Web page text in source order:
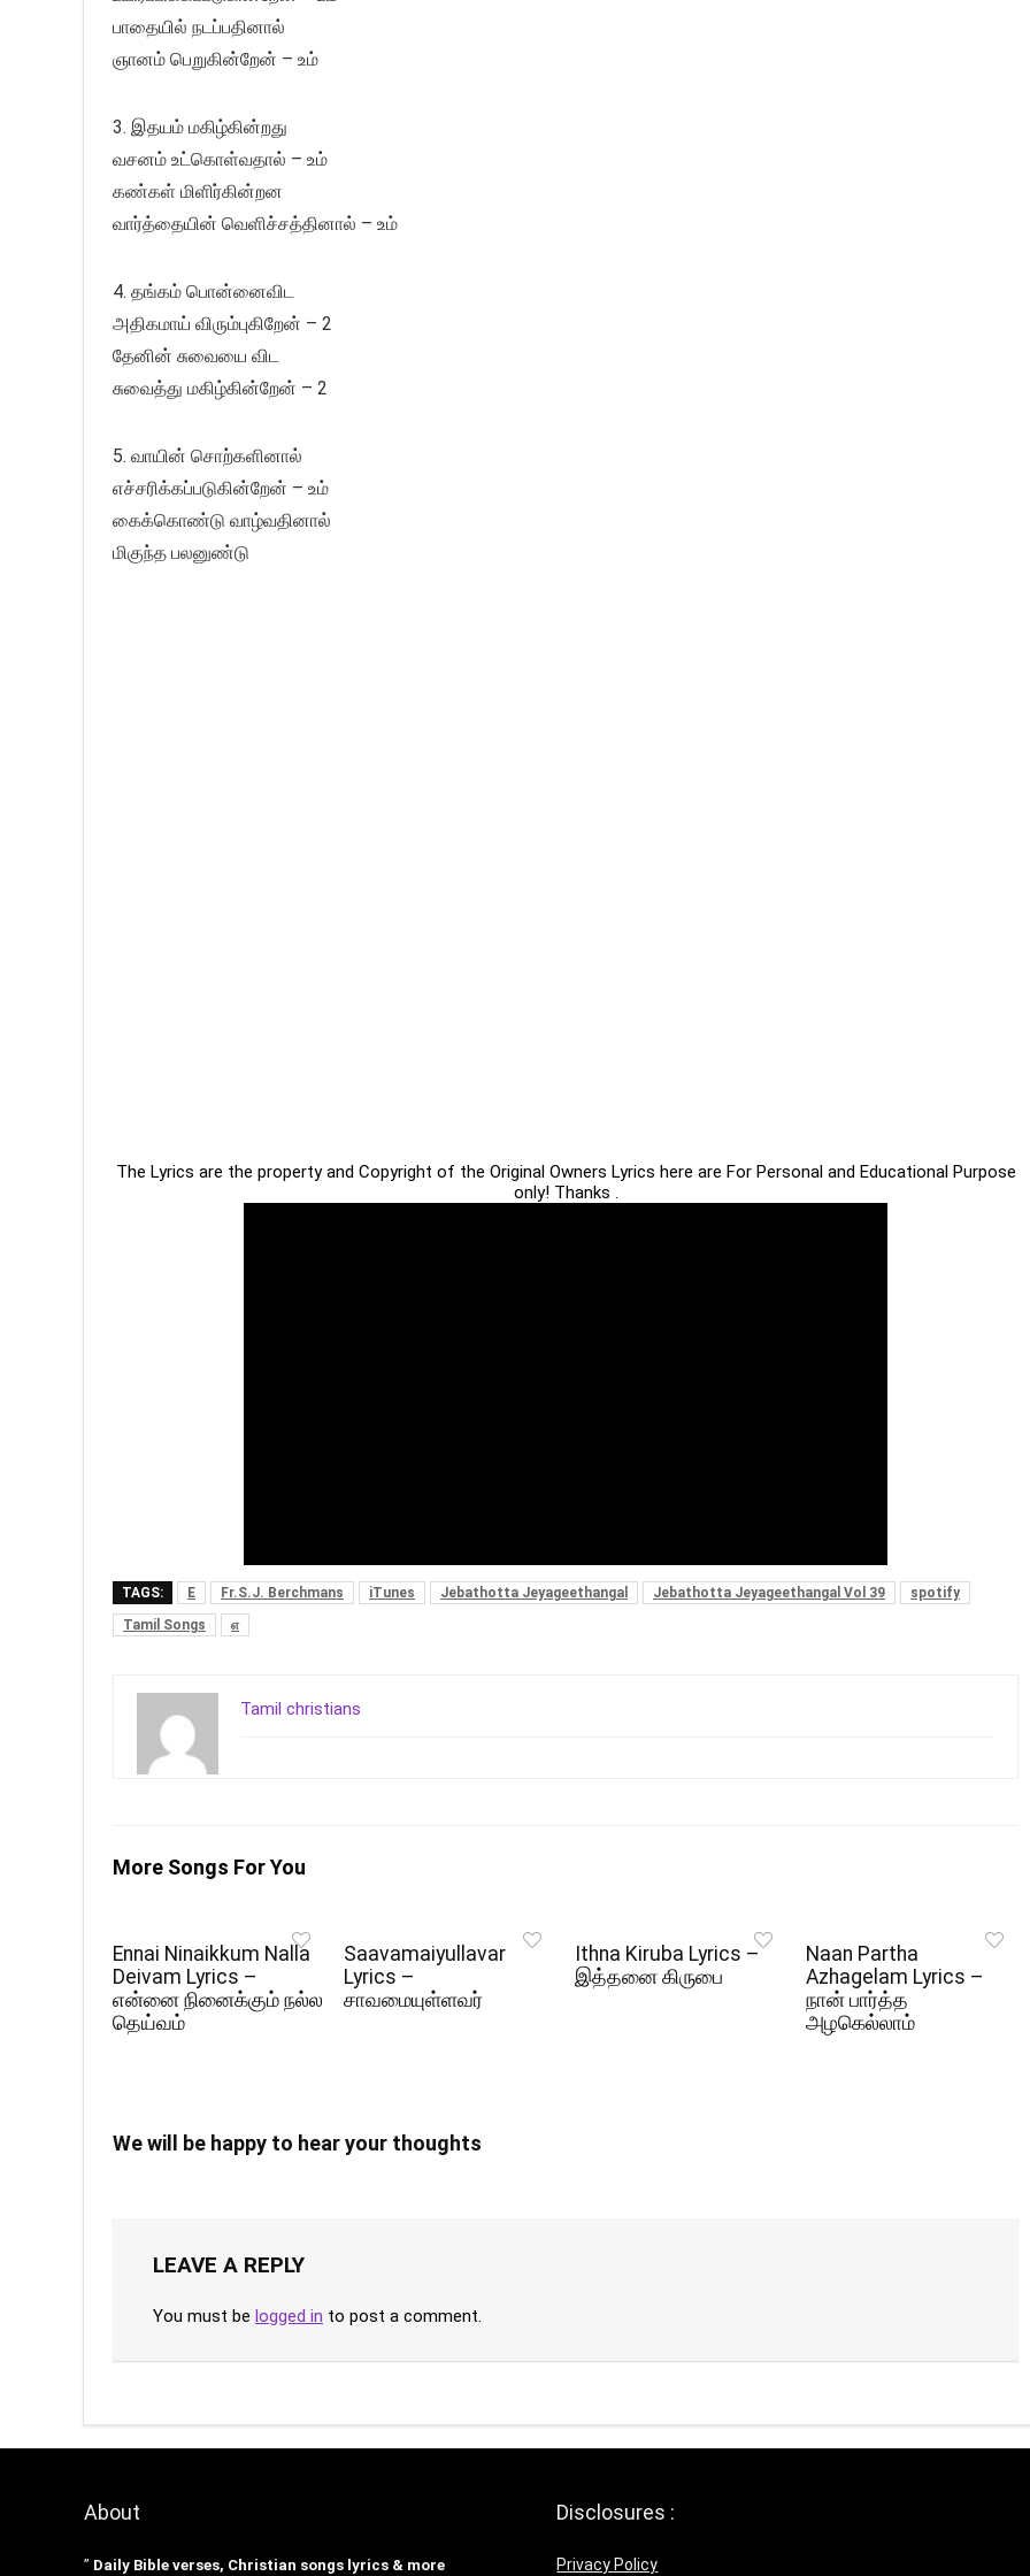
பாதையில் நடப்பதினால்
ஞானம் பெறுகின்றேன் – உம்
3. இதயம் மகிழ்கின்றது
வசனம் உட்கொள்வதால் – உம்
கண்கள் மிளிர்கின்றன
வார்த்தையின் வெளிச்சத்தினால் – உம்
4. தங்கம் பொன்னைவிட
அதிகமாய் விரும்புகிறேன் – 2
தேனின் சுவையை விட
சுவைத்து மகிழ்கின்றேன் – 2
5. வாயின் சொற்களினால்
எச்சரிக்கப்படுகின்றேன் – உம்
கைக்கொண்டு வாழ்வதினால்
மிகுந்த பலனுண்டு
The Lyrics are the property and Copyright of the Original Owners Lyrics here are For Personal and Educational Purpose
only! Thanks .
TAGS: E Fr.S.J. Berchmans iTunes Jebathotta Jeyageethangal Jebathotta Jeyageethangal Vol 39
spotify
Tamil Songs
எ
Tamil christians
More Songs For You
Ennai Ninaikkum Nalla
Deivam Lyrics –
என்னை நினைக்கும் நல்ல
தெய்வம்
Saavamaiyullavar
Lyrics –
சாவமையுள்ளவர்
Ithna Kiruba Lyrics –
இத்தனை கிருபை
Naan Partha
Azhagelam Lyrics –
நான் பார்த்த
அழகெல்லாம்
We will be happy to hear your thoughts
LEAVE A REPLY
You must be logged in to post a comment.
About
” Daily Bible verses, Christian songs lyrics & more
Disclosures :
Privacy Policy